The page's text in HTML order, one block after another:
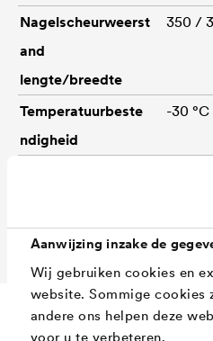
Aanwijzing inzake de
Wij gebruiken cookies en
website. Sommige cookies
andere ons helpen deze
voor u te verbeteren.
Nagelscheurweerst
and
lengte/breedte
350 /
Temperatuurbeste
ndigheid
-30
50 m